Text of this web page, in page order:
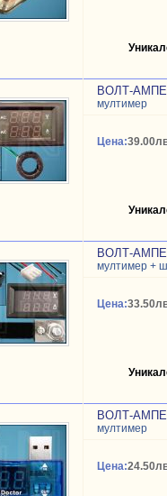
ВОЛТ-
мултимер
Цена:
ВОЛТ-
мултимер +
Цена:
ВОЛТ-
мултимер
Цена: